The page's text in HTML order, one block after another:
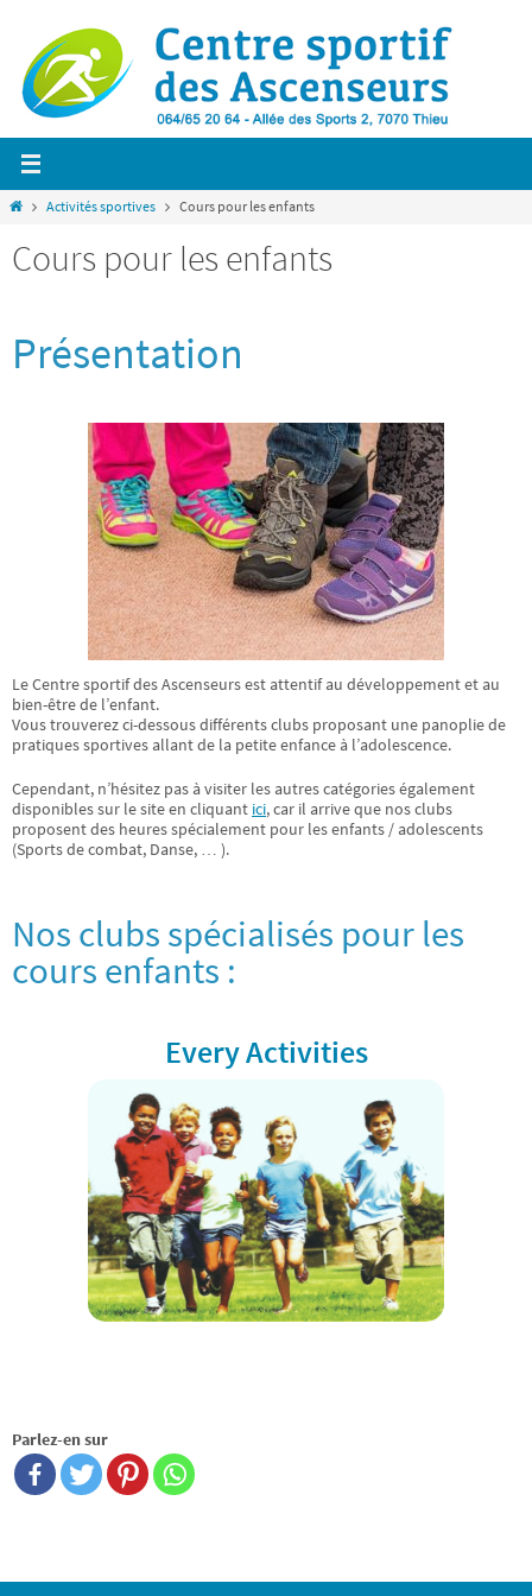
contenu
HomeActivités sportives Cours pour les enfants
Cours pour les enfants
Présentation
Le Centre sportif des Ascenseurs est attentif au développement et au
bien-être de l’enfant.
Vous trouverez ci-dessous différents clubs proposant une panoplie de
pratiques sportives allant de la petite enfance à l’adolescence.
Cependant, n’hésitez pas à visiter les autres catégories également
disponibles sur le site en cliquant ici, car il arrive que nos clubs
proposent des heures spécialement pour les enfants / adolescents
(Sports de combat, Danse, … ).
Nos clubs spécialisés pour les
cours enfants :
Every Activities
Parlez-en sur